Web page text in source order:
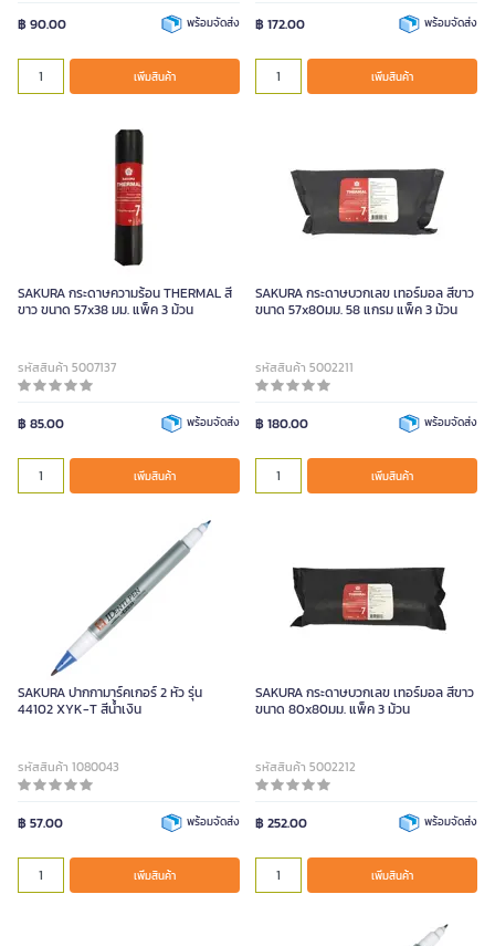
฿ 90.00 พร้อมจัดส่ง
เพิ่มสินค้า
฿ 172.00 พร้อมจัดส่ง
เพิ่มสินค้า
SAKURA กระดาษความร้อน THERMAL สี
ขาว ขนาด 57x38 มม. แพ็ค 3 ม้วน
รหัสสินค้า 5007137
฿ 85.00 พร้อมจัดส่ง
เพิ่มสินค้า
SAKURA กระดาษบวกเลข เทอร์มอล สีขาว
ขนาด 57x80มม. 58 แกรม แพ็ค 3 ม้วน
รหัสสินค้า 5002211
฿ 180.00 พร้อมจัดส่ง
เพิ่มสินค้า
SAKURA ปากกามาร์คเกอร์ 2 หัว รุ่น
44102 XYK-T สีน้ำเงิน
รหัสสินค้า 1080043
฿ 57.00 พร้อมจัดส่ง
เพิ่มสินค้า
SAKURA กระดาษบวกเลข เทอร์มอล สีขาว
ขนาด 80x80มม. แพ็ค 3 ม้วน
รหัสสินค้า 5002212
฿ 252.00 พร้อมจัดส่ง
เพิ่มสินค้า